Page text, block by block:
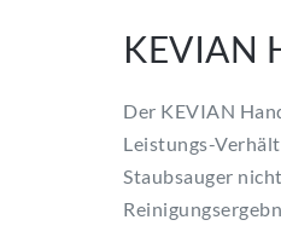
KEVIAN
Der KEVIAN
Leistungs-
Staubsauger